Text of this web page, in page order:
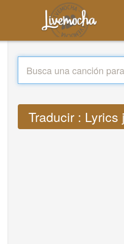
Traducir :